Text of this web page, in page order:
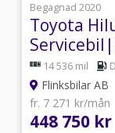
Begagnad 2020
Toyota
14 536 mil
Flinksbilar AB
fr. 7 271 kr/mån
448 750 kr